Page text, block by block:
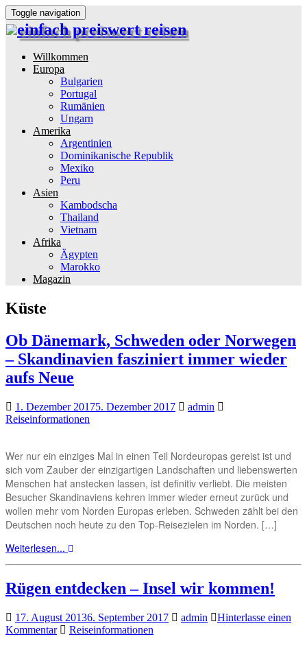
Toggle navigation
einfach preiswert reisen
Reiseinformationen und Reisetipps
Willkommen
Europa
Bulgarien
Portugal
Rumänien
Ungarn
Amerika
Argentinien
Dominikanische Republik
Mexiko
Peru
Asien
Kambodscha
Thailand
Vietnam
Afrika
Ägypten
Marokko
Magazin
Küste
Ob Dänemark, Schweden oder Norwegen
– Skandinavien fasziniert immer wieder
aufs Neue
1. Dezember 20175. Dezember 2017
admin
Reiseinformationen
Wer nur ein einziges Mal in einen Teil Nordeuropas gereist ist und
sich vom Zauber der einzigartigen Landschaften und liebenswerten
Menschen hat anstecken lassen, ist definitiv verliebt. Die meisten
Besucher Skandinaviens kehren immer wieder erneut zurück und
wollen mehr vom Norden Europas erleben. Schweden zählt bei den
Deutschen noch heute zu den Top-Reisezielen im Norden. […]
Weiterlesen...
Rügen entdecken – Insel wir kommen!
17. August 20136. September 2017 admin
Hinterlasse einen
Kommentar
Reiseinformationen